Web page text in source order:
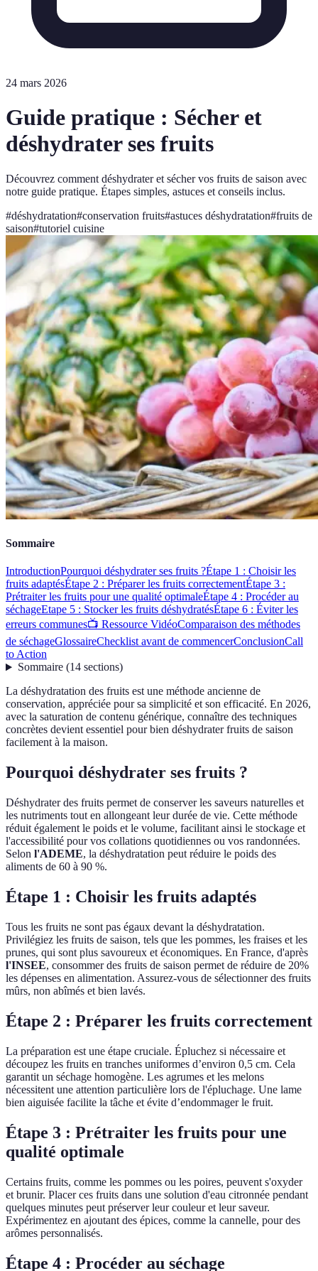
24 mars 2026
Guide pratique : Sécher et
déshydrater ses fruits
Découvrez comment déshydrater et sécher vos fruits de saison avec
notre guide pratique. Étapes simples, astuces et conseils inclus.
#déshydratation#conservation fruits#astuces déshydratation#fruits de
saison#tutoriel cuisine
Sommaire
IntroductionPourquoi déshydrater ses fruits ?Étape 1 : Choisir les
fruits adaptésÉtape 2 : Préparer les fruits correctementÉtape 3 :
Prétraiter les fruits pour une qualité optimaleÉtape 4 : Procéder au
séchageEtape 5 : Stocker les fruits déshydratésÉtape 6 : Éviter les
erreurs communes📺 Ressource VidéoComparaison des méthodes
de séchageGlossaireChecklist avant de commencerConclusionCall
to Action
Sommaire(14 sections)
La déshydratation des fruits est une méthode ancienne de
conservation, appréciée pour sa simplicité et son efficacité. En 2026,
avec la saturation de contenu générique, connaître des techniques
concrètes devient essentiel pour bien déshydrater fruits de saison
facilement à la maison.
Pourquoi déshydrater ses fruits ?
Déshydrater des fruits permet de conserver les saveurs naturelles et
les nutriments tout en allongeant leur durée de vie. Cette méthode
réduit également le poids et le volume, facilitant ainsi le stockage et
l'accessibilité pour vos collations quotidiennes ou vos randonnées.
Selon l'ADEME, la déshydratation peut réduire le poids des
aliments de 60 à 90 %.
Étape 1 : Choisir les fruits adaptés
Tous les fruits ne sont pas égaux devant la déshydratation.
Privilégiez les fruits de saison, tels que les pommes, les fraises et les
prunes, qui sont plus savoureux et économiques. En France, d'après
l'INSEE, consommer des fruits de saison permet de réduire de 20%
les dépenses en alimentation. Assurez-vous de sélectionner des fruits
mûrs, non abîmés et bien lavés.
Étape 2 : Préparer les fruits correctement
La préparation est une étape cruciale. Épluchez si nécessaire et
découpez les fruits en tranches uniformes d’environ 0,5 cm. Cela
garantit un séchage homogène. Les agrumes et les melons
nécessitent une attention particulière lors de l'épluchage. Une lame
bien aiguisée facilite la tâche et évite d’endommager le fruit.
Étape 3 : Prétraiter les fruits pour une
qualité optimale
Certains fruits, comme les pommes ou les poires, peuvent s'oxyder
et brunir. Placer ces fruits dans une solution d'eau citronnée pendant
quelques minutes peut préserver leur couleur et leur saveur.
Expérimentez en ajoutant des épices, comme la cannelle, pour des
arômes personnalisés.
Étape 4 : Procéder au séchage